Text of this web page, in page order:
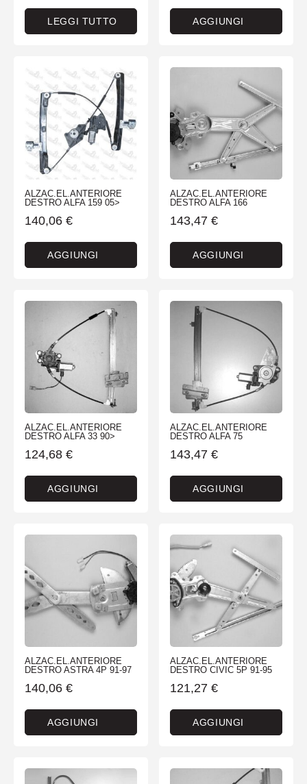
LEGGI TUTTO AGGIUNGI
ALZAC.EL.ANTERIORE
DESTRO ALFA 159 05>
140,06 €
AGGIUNGI
ALZAC.EL.ANTERIORE
DESTRO ALFA 166
143,47 €
AGGIUNGI
ALZAC.EL.ANTERIORE
DESTRO ALFA 33 90>
124,68 €
AGGIUNGI
ALZAC.EL.ANTERIORE
DESTRO ALFA 75
143,47 €
AGGIUNGI
ALZAC.EL.ANTERIORE
DESTRO ASTRA 4P 91-97
140,06 €
AGGIUNGI
ALZAC.EL.ANTERIORE
DESTRO CIVIC 5P 91-95
121,27 €
AGGIUNGI